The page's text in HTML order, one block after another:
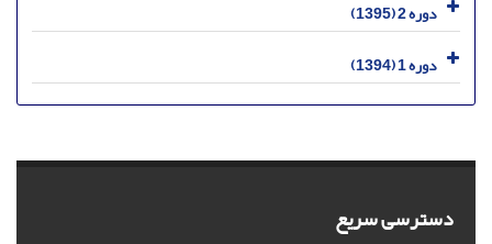
دوره 2 (1395)
دوره 1 (1394)
دسترسی سریع